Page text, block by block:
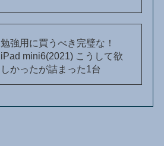
勉強用に買うべき完璧な！
iPad mini6(2021) こうして欲
しかったが詰まった1台